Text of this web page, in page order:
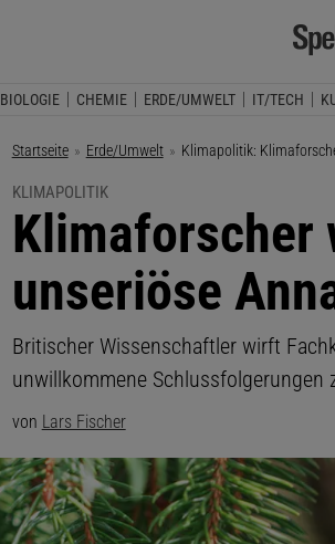
BIOLOGIE CHEMIE ERDE/UMWELT IT/TECH
Startseite Erde/Umwelt Aktuelle Seite:
Klimapolitik:
KLIMAPOLITIK
:
Klimaforscher
unseriöse
Britischer Wissenschaftler wirft
unwillkommene Schlussfolgerungen
von Lars Fischer